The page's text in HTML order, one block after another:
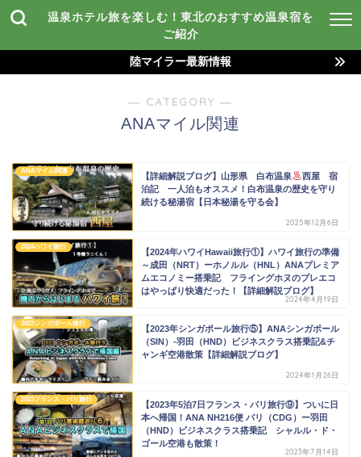
温泉ホテル旅を楽しむ！東北のおすすめ温泉宿を
ご紹介
陸マイラー最新情報
― CATEGORY ―
ANAマイル関連
ANAマイル関連
【詳細解説ブログ】山形県 白布温泉
西屋 宿
泊記 一人泊もオススメ！白布温泉の歴史を守り
続ける秘湯宿【日本秘湯を守る会】
2025年12月6日
2024ハワイ旅行
【2024年ハワイHawaii旅行①】ハワイ旅行の準備
～成田（NRT）ーホノルル（HNL）ANAプレミア
ムエコノミー搭乗記 フライングホヌのプレエコ
はやっぱり快適だった！【詳細解説ブログ】
2024年4月19日
2023シンガポール旅行
【2023年シンガポール旅行⑤】ANAシンガポール
（SIN）-羽田（HND）ビジネスクラス搭乗記&チ
ャンギ空港散策【詳細解説ブログ】
2024年1月26日
2023フランス・パリ旅行
【2023年5泊7日フランス・パリ旅行⑨】ついに日
本へ帰国！ANA NH216便 パリ（CDG）ー羽田
（HND）ビジネスクラス搭乗記 シャルル・ド・
ゴール空港も散策！
2023年7月14日